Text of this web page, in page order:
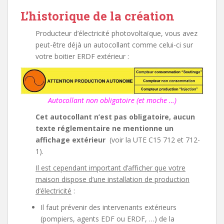
L’historique de la création
Producteur d’électricité photovoltaïque, vous avez
peut-être déjà un autocollant comme celui-ci sur
votre boitier ERDF extérieur :
Autocollant non obligatoire (et moche …)
Cet autocollant n’est pas obligatoire, aucun
texte réglementaire ne mentionne un
affichage extérieur (voir la UTE C15 712 et 712-
1).
Il est cependant important d’afficher que votre
maison dispose d’une installation de production
d’électricité :
Il faut prévenir des intervenants extérieurs
(pompiers, agents EDF ou ERDF, …) de la